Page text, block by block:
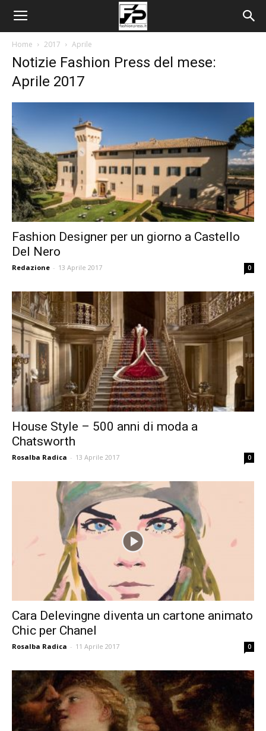
Home 2017 Aprile
Notizie Fashion Press del mese:
Aprile 2017
Fashion Designer per un giorno a Castello
Del Nero
Redazione - 13 Aprile 2017 0
House Style – 500 anni di moda a
Chatsworth
Rosalba Radica - 13 Aprile 2017 0
Cara Delevingne diventa un cartone animato
Chic per Chanel
Rosalba Radica - 11 Aprile 2017 0